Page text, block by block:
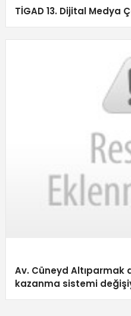
TİGAD 13. Dijital Medya
Av. Cüneyd Altıparmak
kazanma sistemi